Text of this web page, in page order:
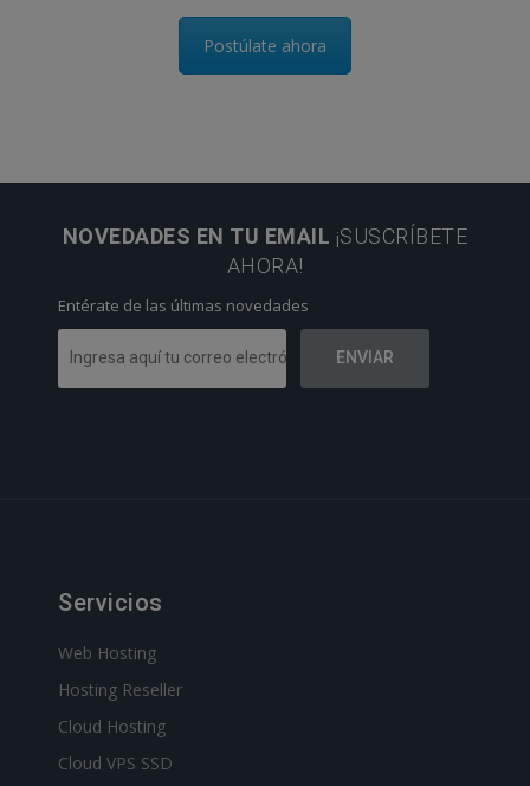
Postúlate ahora
NOVEDADES EN TU EMAIL ¡SUSCRÍBETE
AHORA!
Entérate de las últimas novedades
Servicios
Web Hosting
Hosting Reseller
Cloud Hosting
Cloud VPS SSD